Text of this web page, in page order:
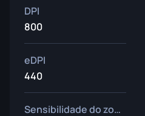
DPI
800
eDPI
440
Sensibilidade do zoom